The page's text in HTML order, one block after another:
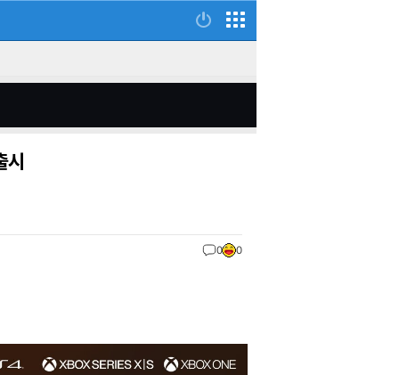
시
0 0